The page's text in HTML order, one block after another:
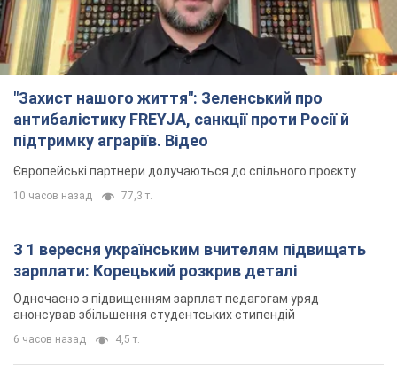
"Захист нашого життя": Зеленський про
антибалістику FREYJA, санкції проти Росії й
підтримку аграріїв. Відео
Європейські партнери долучаються до спільного проєкту
10 часов назад 77,3 т.
З 1 вересня українським вчителям підвищать
зарплати: Корецький розкрив деталі
Одночасно з підвищенням зарплат педагогам уряд
анонсував збільшення студентських стипендій
6 часов назад 4,5 т.